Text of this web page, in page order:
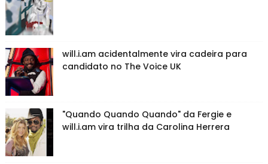
will.i.am acidentalmente vira cadeira para
candidato no The Voice UK
"Quando Quando Quando" da Fergie e
will.i.am vira trilha da Carolina Herrera